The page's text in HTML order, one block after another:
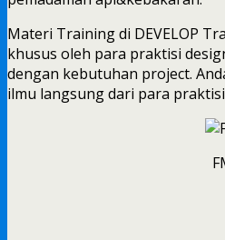
Materi Training di DEVELOP
khusus oleh para praktisi
dengan kebutuhan project.
ilmu langsung dari para